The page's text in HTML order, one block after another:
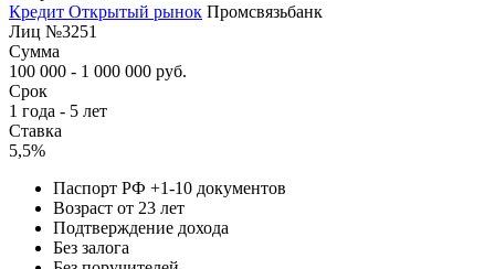
Кредит Открытый рынок Промсвязьбанк
Лиц №3251
Сумма
100 000 - 1 000 000 руб.
Срок
1 года - 5 лет
Ставка
5,5%
Паспорт РФ +1-10 документов
Возраст от 23 лет
Подтверждение дохода
Без залога